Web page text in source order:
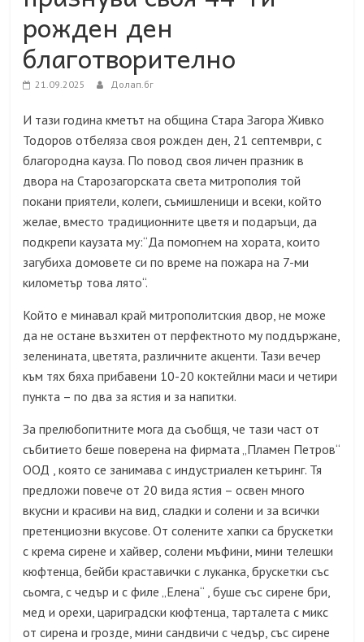
рожден ден
благотворително
21.09.2025 Долап.бг
И тази година кметът на община Стара Загора Живко
Тодоров отбеляза своя рожден ден, 21 септември, с
благородна кауза. По повод своя личен празник в
двора на Старозагорската света митрополия той
покани приятели, колеги, съмишленици и всеки, който
желае, вместо традиционните цветя и подаръци, да
подкрепи каузата му:“Да помогнем на хората, които
загубиха домовете си по време на пожара на 7-ми
километър това лято“.
Който е минавал край митрополитския двор, не може
да не остане възхитен от перфектното му поддържане,
зеленината, цветята, различните акценти. Тази вечер
към тях бяха прибавени 10-20 коктейлни маси и четири
пункта – по два за ястия и за напитки.
За прелюбопитните мога да съобщя, че тази част от
събитието беше поверена на фирмата „Пламен Петров“
ООД , която се занимава с индустриален кетъринг. Тя
предложи повече от 20 вида ястия – освен много
вкусни и красиви на вид, сладки и солени и за всички
претенциозни вкусове. От солените хапки са брускетки
с крема сирене и хайвер, солени мъфини, мини телешки
кюфтенца, бейби краставички с луканка, брускетки със
сьомга, с чедър и с филе „Елена“ , буше със сирене бри,
мед и орехи, цариградски кюфтенца, тарталета с микс
от сирена и грозде, мини сандвичи с чедър, със сирене